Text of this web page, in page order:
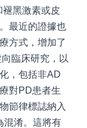
黑激素或皮
最近的證據也
方式，增加了
臨床研究，以
，包括非AD
對PD患者生
節律標誌納入
混淆。這將有